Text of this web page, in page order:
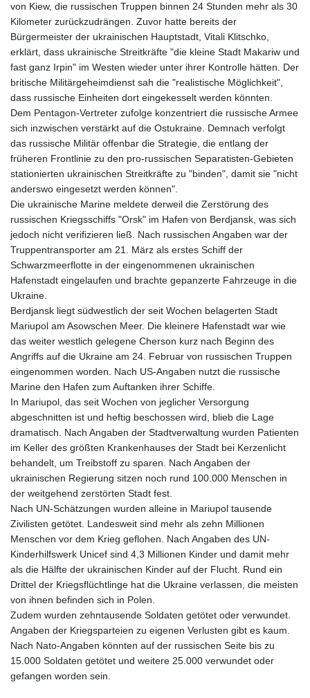
von Kiew, die russischen Truppen binnen 24 Stunden mehr als 30
Kilometer zurückzudrängen. Zuvor hatte bereits der
Bürgermeister der ukrainischen Hauptstadt, Vitali Klitschko,
erklärt, dass ukrainische Streitkräfte "die kleine Stadt Makariw und
fast ganz Irpin" im Westen wieder unter ihrer Kontrolle hätten. Der
britische Militärgeheimdienst sah die "realistische Möglichkeit",
dass russische Einheiten dort eingekesselt werden könnten.
Dem Pentagon-Vertreter zufolge konzentriert die russische Armee
sich inzwischen verstärkt auf die Ostukraine. Demnach verfolgt
das russische Militär offenbar die Strategie, die entlang der
früheren Frontlinie zu den pro-russischen Separatisten-Gebieten
stationierten ukrainischen Streitkräfte zu "binden", damit sie "nicht
anderswo eingesetzt werden können".
Die ukrainische Marine meldete derweil die Zerstörung des
russischen Kriegsschiffs "Orsk" im Hafen von Berdjansk, was sich
jedoch nicht verifizieren ließ. Nach russischen Angaben war der
Truppentransporter am 21. März als erstes Schiff der
Schwarzmeerflotte in der eingenommenen ukrainischen
Hafenstadt eingelaufen und brachte gepanzerte Fahrzeuge in die
Ukraine.
Berdjansk liegt südwestlich der seit Wochen belagerten Stadt
Mariupol am Asowschen Meer. Die kleinere Hafenstadt war wie
das weiter westlich gelegene Cherson kurz nach Beginn des
Angriffs auf die Ukraine am 24. Februar von russischen Truppen
eingenommen worden. Nach US-Angaben nutzt die russische
Marine den Hafen zum Auftanken ihrer Schiffe.
In Mariupol, das seit Wochen von jeglicher Versorgung
abgeschnitten ist und heftig beschossen wird, blieb die Lage
dramatisch. Nach Angaben der Stadtverwaltung wurden Patienten
im Keller des größten Krankenhauses der Stadt bei Kerzenlicht
behandelt, um Treibstoff zu sparen. Nach Angaben der
ukrainischen Regierung sitzen noch rund 100.000 Menschen in
der weitgehend zerstörten Stadt fest.
Nach UN-Schätzungen wurden alleine in Mariupol tausende
Zivilisten getötet. Landesweit sind mehr als zehn Millionen
Menschen vor dem Krieg geflohen. Nach Angaben des UN-
Kinderhilfswerk Unicef sind 4,3 Millionen Kinder und damit mehr
als die Hälfte der ukrainischen Kinder auf der Flucht. Rund ein
Drittel der Kriegsflüchtlinge hat die Ukraine verlassen, die meisten
von ihnen befinden sich in Polen.
Zudem wurden zehntausende Soldaten getötet oder verwundet.
Angaben der Kriegsparteien zu eigenen Verlusten gibt es kaum.
Nach Nato-Angaben könnten auf der russischen Seite bis zu
15.000 Soldaten getötet und weitere 25.000 verwundet oder
gefangen worden sein.